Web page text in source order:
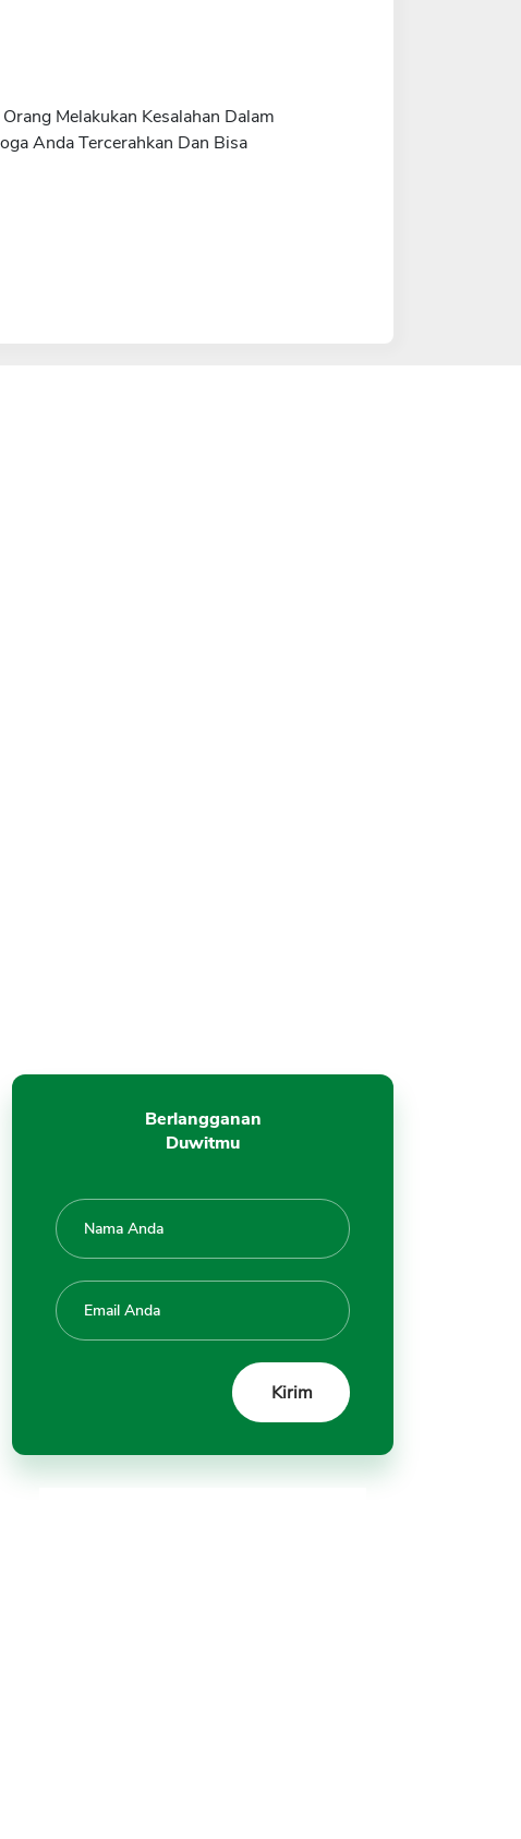
Melakukan Kesalahan Dalam
Anda Tercerahkan Dan Bisa
Berlangganan
Duwitmu